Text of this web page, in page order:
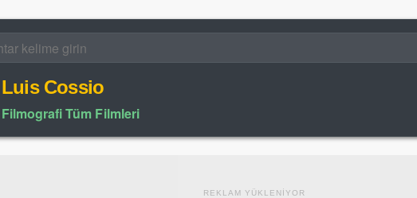
Luis Cossio
Filmografi Tüm Filmleri
REKLAM YÜKLENİYOR